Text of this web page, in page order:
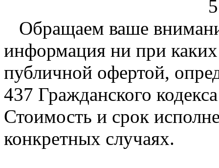
Обращаем ваше
информация ни при каких
публичной офертой,
437 Гражданского
Стоимость и срок
конкретных случаях.